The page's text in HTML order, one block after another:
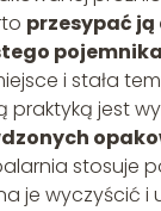
przesypać ją
pojemnika
i stała
praktyką jest
stosuje
je wyczyścić i